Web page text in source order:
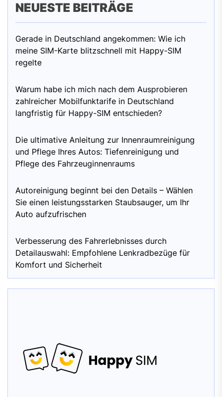
NEUESTE BEITRÄGE
Gerade in Deutschland angekommen: Wie ich
meine SIM-Karte blitzschnell mit Happy-SIM
regelte
Warum habe ich mich nach dem Ausprobieren
zahlreicher Mobilfunktarife in Deutschland
langfristig für Happy-SIM entschieden?
Die ultimative Anleitung zur Innenraumreinigung
und Pflege Ihres Autos: Tiefenreinigung und
Pflege des Fahrzeuginnenraums
Autoreinigung beginnt bei den Details – Wählen
Sie einen leistungsstarken Staubsauger, um Ihr
Auto aufzufrischen
Verbesserung des Fahrerlebnisses durch
Detailauswahl: Empfohlene Lenkradbezüge für
Komfort und Sicherheit